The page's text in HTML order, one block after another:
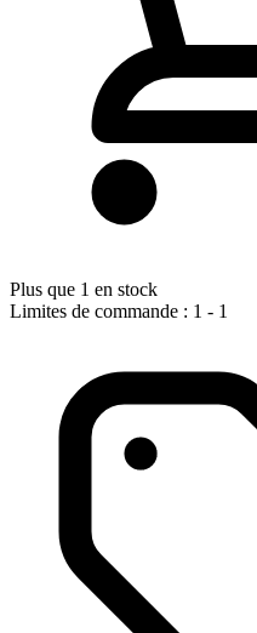
Plus que 1 en stock
Limites de commande : 1 - 1